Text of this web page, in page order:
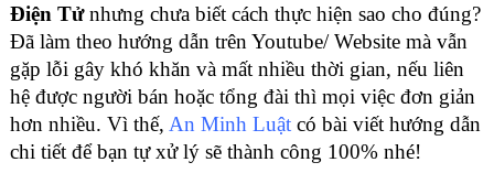
Điện Tửnhưng chưa biết cách thực hiện sao cho đúng?
Đã làm theo hướng dẫn trên Youtube/ Website mà vẫn
gặp lỗi gây khó khăn và mất nhiều thời gian, nếu liên
hệ được người bán hoặc tổng đài thì mọi việc đơn giản
hơn nhiều. Vì thế, An Minh Luậtcó bài viết hướng dẫn
chi tiết để bạn tự xử lý sẽ thành công 100% nhé!